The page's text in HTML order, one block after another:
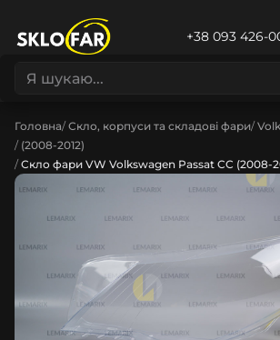
+38 093 426-
Головна Скло, корпуси та складові фари
(2008-2012)
Скло фари VW Volkswagen Passat CC (2008-